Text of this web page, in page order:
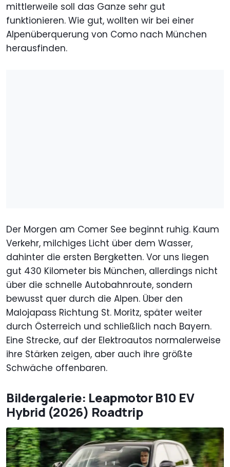
mittlerweile soll das Ganze sehr gut
funktionieren. Wie gut, wollten wir bei einer
Alpenüberquerung von Como nach München
herausfinden.
Der Morgen am Comer See beginnt ruhig. Kaum
Verkehr, milchiges Licht über dem Wasser,
dahinter die ersten Bergketten. Vor uns liegen
gut 430 Kilometer bis München, allerdings nicht
über die schnelle Autobahnroute, sondern
bewusst quer durch die Alpen. Über den
Malojapass Richtung St. Moritz, später weiter
durch Österreich und schließlich nach Bayern.
Eine Strecke, auf der Elektroautos normalerweise
ihre Stärken zeigen, aber auch ihre größte
Schwäche offenbaren.
Bildergalerie: Leapmotor B10 EV
Hybrid (2026) Roadtrip